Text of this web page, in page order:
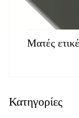
Κατηγορίες